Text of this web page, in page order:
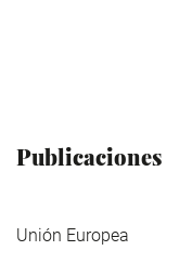
Publicaciones
Unión Europea